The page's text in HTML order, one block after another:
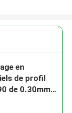
en
de profil
de 0.30mm